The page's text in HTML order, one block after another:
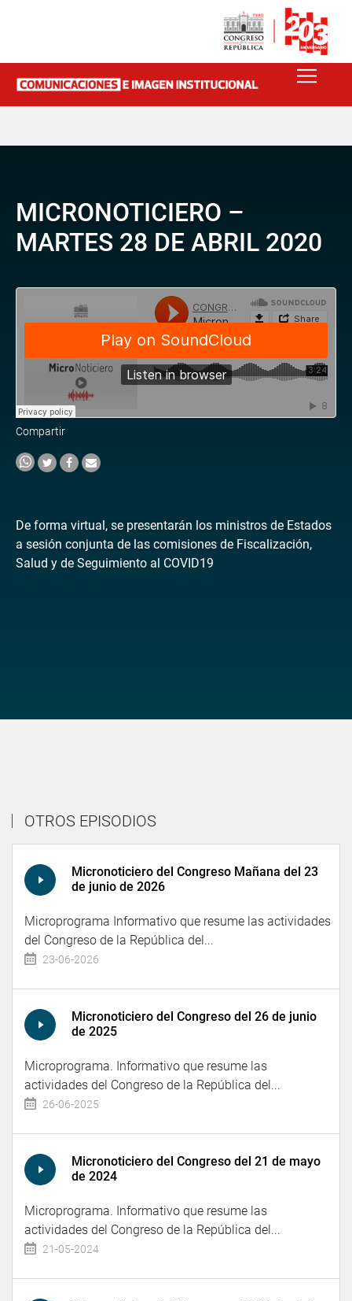
MICRONOTICIERO –
MARTES 28 DE ABRIL 2020
Compartir
De forma virtual, se presentarán los ministros de Estados
a sesión conjunta de las comisiones de Fiscalización,
Salud y de Seguimiento al COVID19
OTROS EPISODIOS
Micronoticiero del Congreso Mañana del 23
de junio de 2026
Microprograma Informativo que resume las actividades
del Congreso de la República del...
23-06-2026
Micronoticiero del Congreso del 26 de junio
de 2025
Microprograma. Informativo que resume las
actividades del Congreso de la República del...
26-06-2025
Micronoticiero del Congreso del 21 de mayo
de 2024
Microprograma. Informativo que resume las
actividades del Congreso de la República del...
21-05-2024